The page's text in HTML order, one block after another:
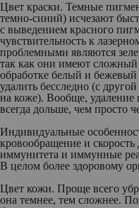
Цвет краски. Темные
темно-синий) исчезают
с выведением красного
чувствительность к
проблемными являются
так как они имеют сложный
обработке белый и бежевый
удалить бесследно (с
на коже). Вообще, удаление
всегда дольше, чем просто
Индивидуальные
кровообращение и
иммунитета и иммунные
В целом более здоровому
Цвет кожи. Проще всего
она темнее, тем сложнее.